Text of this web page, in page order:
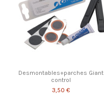
Desmontables+parches Giant
control
3,50 €